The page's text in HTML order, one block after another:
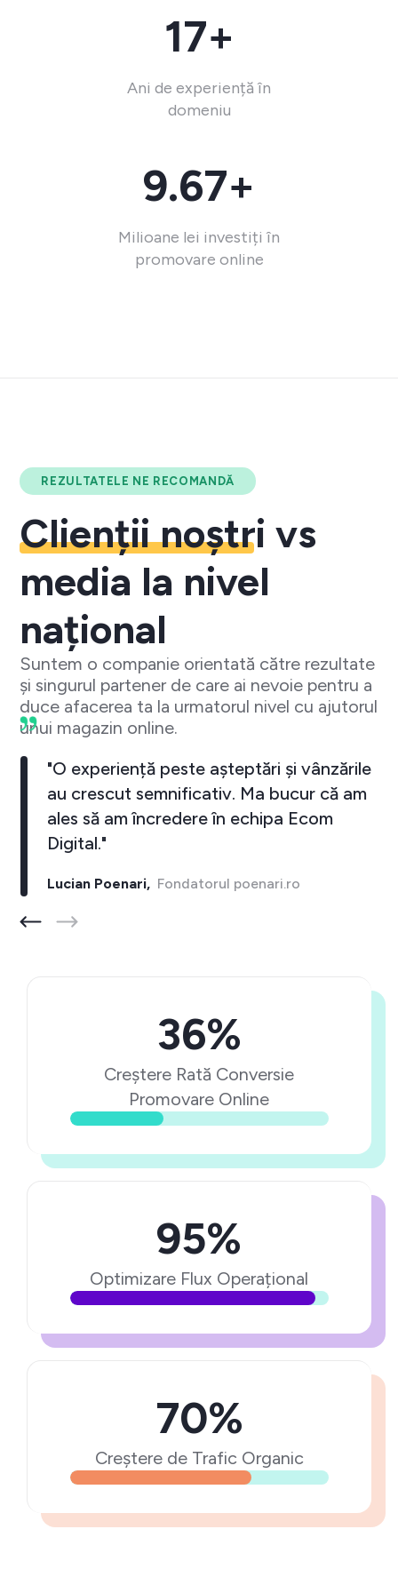
17+
Ani de experiență în
domeniu
9.67+
Milioane lei investiți în
promovare online
REZULTATELE NE RECOMANDĂ
Clienții noștri vs
media la nivel
național
Suntem o companie orientată către rezultate
și singurul partener de care ai nevoie pentru a
duce afacerea ta la urmatorul nivel cu ajutorul
unui magazin online.
"O experiență peste așteptări și vânzările
au crescut semnificativ. Ma bucur că am
ales să am încredere în echipa Ecom
Digital."
Lucian Poenari,Fondatorul poenari.ro
36%
Creștere Rată Conversie
Promovare Online
95%
Optimizare Flux Operațional
70%
Creștere de Trafic Organic